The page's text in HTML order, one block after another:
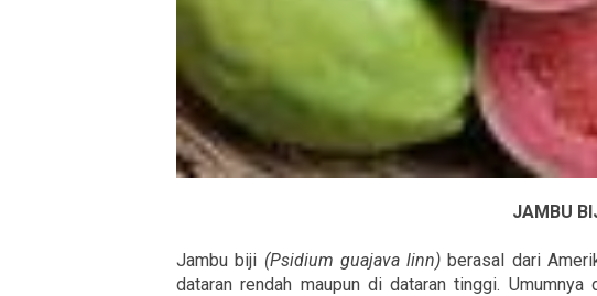
JAMBU
Jambu biji (Psidium guajava linn)berasal dari
dataran rendah maupun di dataran tinggi.